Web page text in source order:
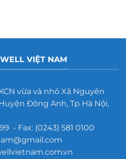
VIỆT NAM
vừa và nhỏ Xã Nguyên
Đông Anh, Tp Hà Nội,
Fax: (0243) 581 0100